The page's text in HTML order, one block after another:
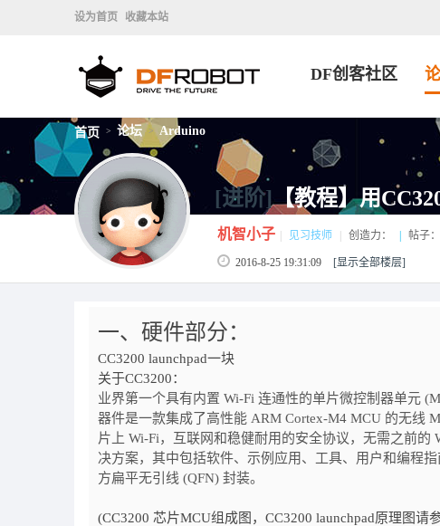
设为首页 收藏本站
DF创客社区
首页 > 论坛 > Arduino
[进阶]【教程】用
机智小子 见习技师 创造力： 帖子：
2016-8-25 19:31:09 [显示全部楼层]
一、硬件部分：
CC3200 launchpad一块
关于CC3200：
业界第一个具有内置 Wi-Fi 连通性的单片微控制器单元
器件是一款集成了高性能 ARM Cortex-M4 MCU 的无线
片上 Wi-Fi，互联网和稳健耐用的安全协议，无需之前
决方案，其中包括软件、示例应用、工具、用户和编程
方扁平无引线 (QFN) 封装。
(CC3200 芯片MCU组成图，CC3200 launchpad原理图请